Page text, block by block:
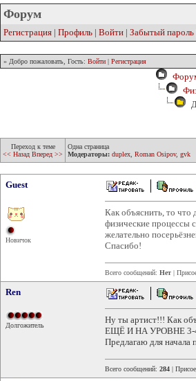
Форум
Регистрация | Профиль | Войти | Забытый пароль
» Добро пожаловать, Гость: Войти | Регистрация
Переход к теме
<< Назад Вперед >>
Одна страница
Модераторы: duplex Roman Osipov, gvk
Guest
Новичок
Как объяснить, то что
физические процессы
желательно
Спасибо!
Всего сообщений: Нет |
Ren
Долгожитель
Ну ты артист!!! Как
ЕЩЁ И НА УРОВНЕ
Предлагаю для начала
Всего сообщений: 284 |